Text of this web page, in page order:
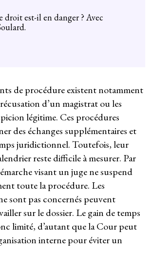
droit est-il en danger ? Avec
de procédure existent notamment
d’un magistrat ou les
légitime. Ces procédures
des échanges supplémentaires et
juridictionnel. Toutefois, leur
reste difficile à mesurer. Par
visant un juge ne suspend
toute la procédure. Les
sont pas concernés peuvent
sur le dossier. Le gain de temps
limité, d’autant que la Cour peut
interne pour éviter un